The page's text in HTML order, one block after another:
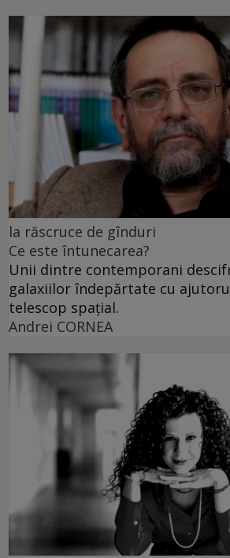
la răscruce de gînduri
Ce este întunecarea?
Unii dintre contemporani
galaxiilor îndepărtate cu
telescop spațial.
Andrei CORNEA